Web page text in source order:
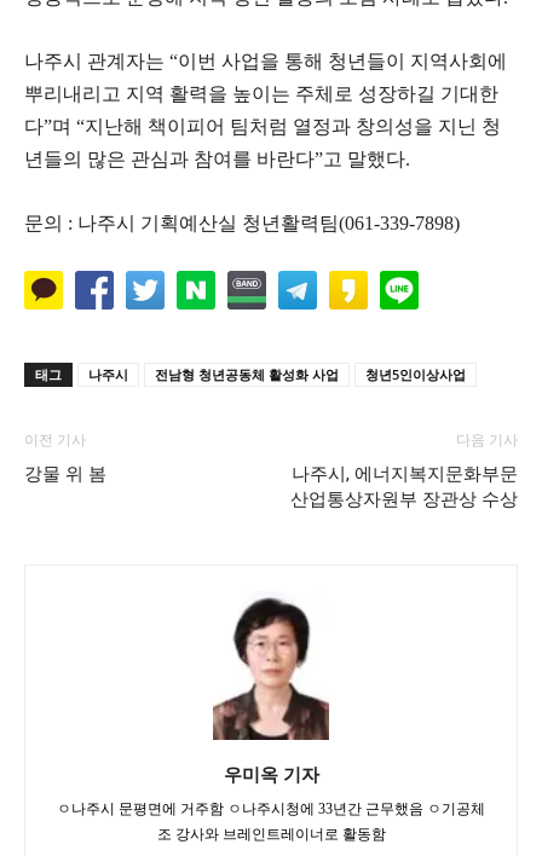
나주시 관계자는 “이번 사업을 통해 청년들이 지역사회에
뿌리내리고 지역 활력을 높이는 주체로 성장하길 기대한
다”며 “지난해 책이피어 팀처럼 열정과 창의성을 지닌 청
년들의 많은 관심과 참여를 바란다”고 말했다.
문의 : 나주시 기획예산실 청년활력팀(061-339-7898)
태그 나주시 전남형 청년공동체 활성화 사업 청년5인이상사업
이전 기사
강물 위 봄
다음 기사
나주시, 에너지복지문화부문
산업통상자원부 장관상 수상
우미옥 기자
ㅇ나주시 문평면에 거주함 ㅇ나주시청에 33년간 근무했음 ㅇ기공체
조 강사와 브레인트레이너로 활동함